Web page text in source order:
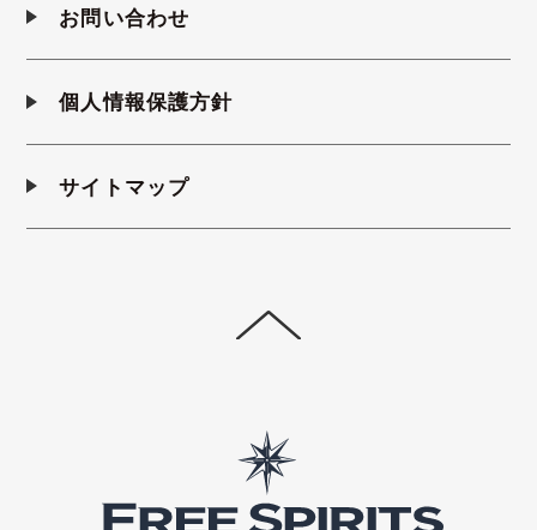
お問い合わせ
個人情報保護方針
サイトマップ